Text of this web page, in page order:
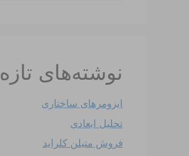
نوشته‌های تازه
ایزومرهای ساختاری
تحلیل ابعادی
فروش متیلن کلراید